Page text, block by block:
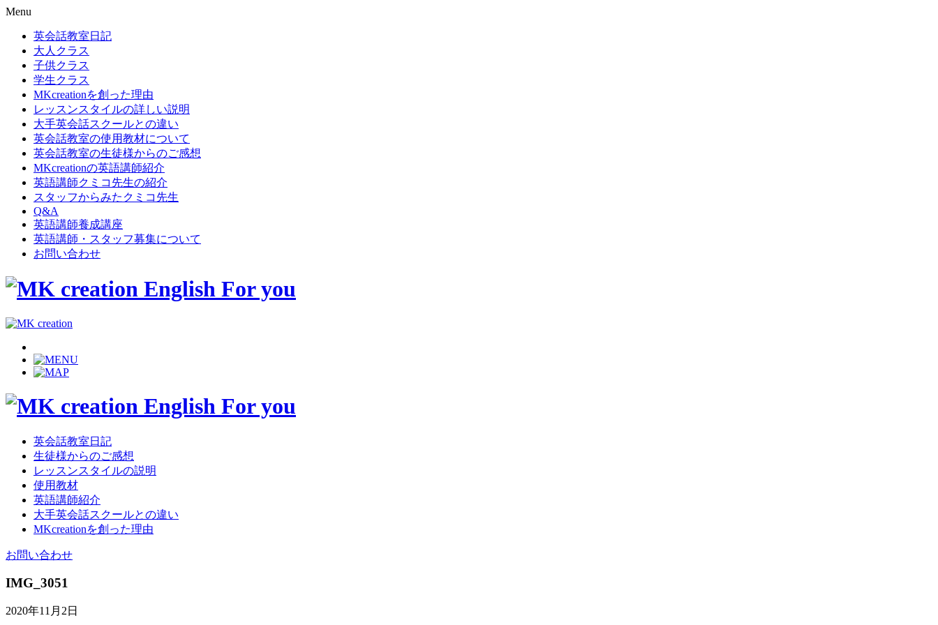
Menu
英会話教室日記
大人クラス
子供クラス
学生クラス
MKcreationを創った理由
レッスンスタイルの詳しい説明
大手英会話スクールとの違い
英会話教室の使用教材について
英会話教室の生徒様からのご感想
MKcreationの英語講師紹介
英語講師クミコ先生の紹介
スタッフからみたクミコ先生
Q&A
英語講師養成講座
英語講師・スタッフ募集について
お問い合わせ
英会話教室日記
生徒様からのご感想
レッスンスタイルの説明
使用教材
英語講師紹介
大手英会話スクールとの違い
MKcreationを創った理由
お問い合わせ
IMG_3051
2020年11月2日